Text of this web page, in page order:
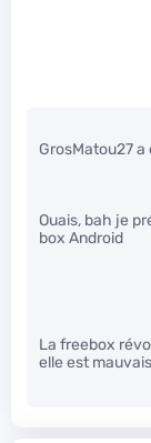
GrosMatou27 a
Ouais, bah je
box Android
La freebox
elle est